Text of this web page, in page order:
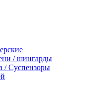
/ шингарды
/ Суспензоры